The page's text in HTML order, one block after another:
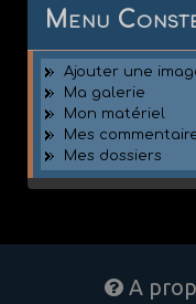
Menu
Ajouter une
Ma galerie
Mon matériel
Mes
Mes dossiers
A